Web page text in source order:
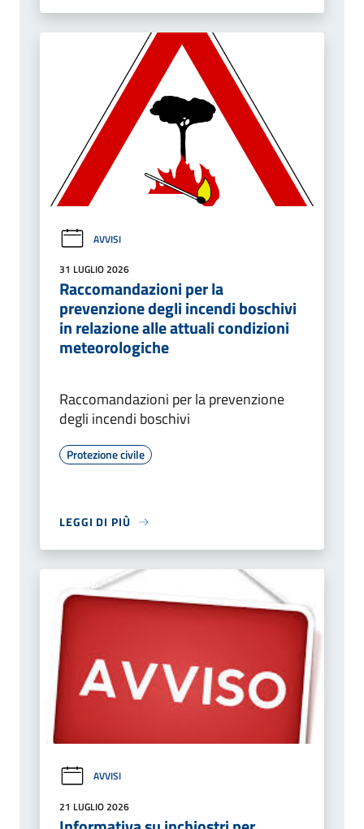
AVVISI
31 LUGLIO 2026
Raccomandazioni per la
prevenzione degli incendi boschivi
in relazione alle attuali condizioni
meteorologiche
Raccomandazioni per la prevenzione
degli incendi boschivi
Protezione civile
LEGGI DI PIÙ
AVVISI
21 LUGLIO 2026